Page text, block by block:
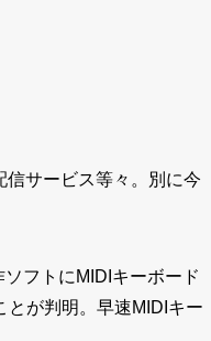
サービス等々。別に今
フトにMIDIキーボード
が判明。早速MIDIキー